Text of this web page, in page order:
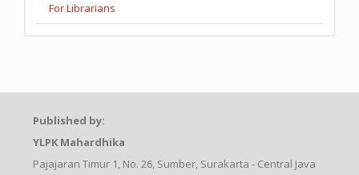
For Librarians
Published by:
YLPK Mahardhika
Pajajaran Timur 1, No. 26, Sumber, Surakarta - Central Java